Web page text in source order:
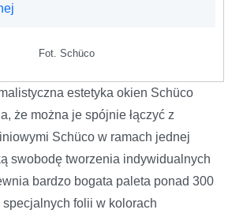
Fot. Schüco
estetyka okien Schüco
że można je spójnie łączyć z
Schüco w ramach jednej
swobodę tworzenia indywidualnych
bardzo bogata paleta ponad 300
folii w kolorach